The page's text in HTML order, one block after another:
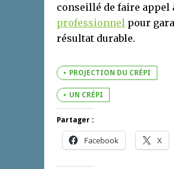
conseillé de faire appel
professionnel pour
résultat durable.
PROJECTION DU CRÉPI
UN CRÉPI
Partager :
Facebook X